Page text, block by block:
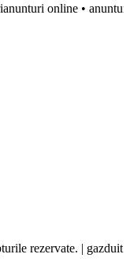
online •
rezervate. | gazduit